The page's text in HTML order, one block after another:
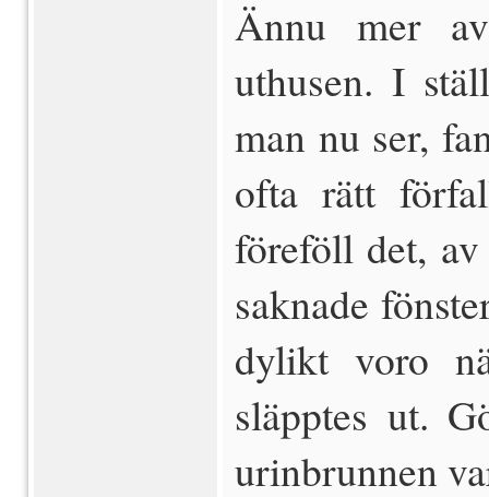
Ännu mer
uthusen. I
man nu ser,
ofta rätt
föreföll det,
saknade
dylikt voro
släpptes ut.
urinbrunnen